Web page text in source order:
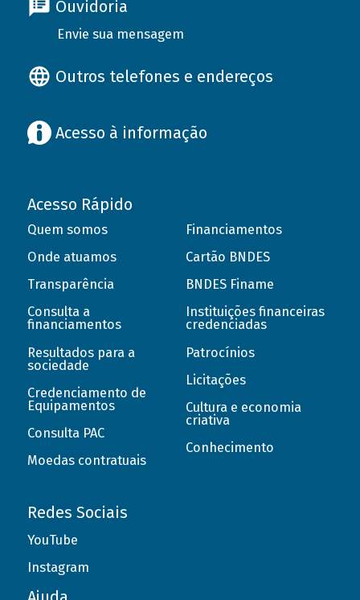
Ouvidoria
Envie sua mensagem
Outros telefones e endereços
Acesso à informação
Acesso Rápido
Quem somos
Onde atuamos
Transparência
Consulta a
financiamentos
Resultados para a
sociedade
Credenciamento de
Equipamentos
Consulta PAC
Moedas contratuais
Financiamentos
Cartão BNDES
BNDES Finame
Instituições financeiras
credenciadas
Patrocínios
Licitações
Cultura e economia
criativa
Conhecimento
Redes Sociais
YouTube
Instagram